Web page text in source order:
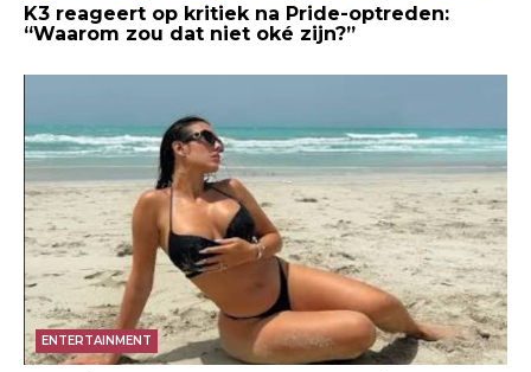
K3 reageert op kritiek na Pride-optreden:
“Waarom zou dat niet oké zijn?”
ENTERTAINMENT